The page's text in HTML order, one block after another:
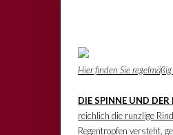
Hier finden Sie
DIE SPINNE UND
reichlich die runzlige
Regentropfen versteht,